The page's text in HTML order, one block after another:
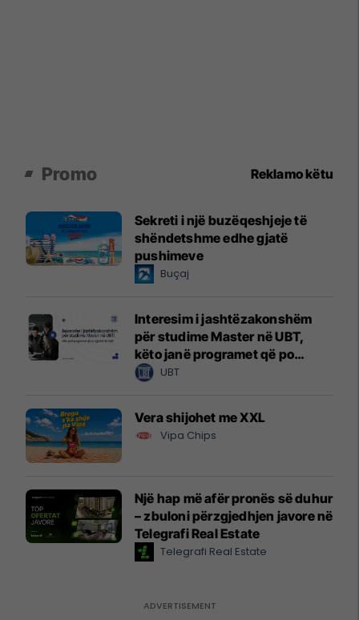
Promo Reklamo këtu
Sekreti i një buzëqeshjeje të
shëndetshme edhe gjatë
pushimeve
Buçaj
Interesim i jashtëzakonshëm
për studime Master në UBT,
këto janë programet që po
zgjedhin të rinjtë
UBT
Vera shijohet me XXL
Vipa Chips
Një hap më afër pronës së duhur
– zbuloni përzgjedhjen javore në
Telegrafi Real Estate
Telegrafi Real Estate